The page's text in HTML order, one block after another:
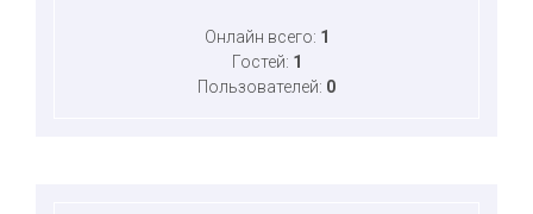
Онлайн всего: 1
Гостей: 1
Пользователей: 0